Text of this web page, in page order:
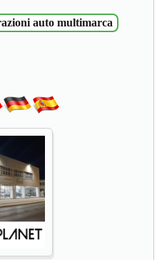
auto multimarca